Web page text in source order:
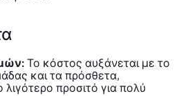
Το κόστος αυξάνεται με το
και τα πρόσθετα,
προσιτό για πολύ